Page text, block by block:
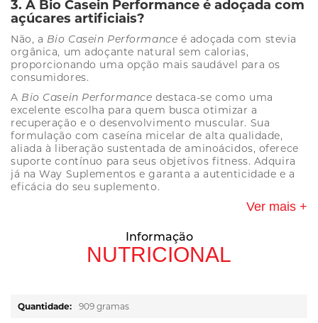
3. A Bio Casein Performance é adoçada com
açúcares artificiais?
Não, a Bio Casein Performance é adoçada com stevia
orgânica, um adoçante natural sem calorias,
proporcionando uma opção mais saudável para os
consumidores.
A Bio Casein Performance destaca-se como uma
excelente escolha para quem busca otimizar a
recuperação e o desenvolvimento muscular. Sua
formulação com caseína micelar de alta qualidade,
aliada à liberação sustentada de aminoácidos, oferece
suporte contínuo para seus objetivos fitness. Adquira
já na Way Suplementos e garanta a autenticidade e a
eficácia do seu suplemento.
Ver mais +
Informação
NUTRICIONAL
Mais
informações
909 gramas